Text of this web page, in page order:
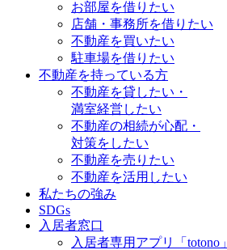
お部屋を借りたい
店舗・事務所を借りたい
不動産を買いたい
駐車場を借りたい
不動産を持っている方
不動産を貸したい・
満室経営したい
不動産の相続が心配・
対策をしたい
不動産を売りたい
不動産を活用したい
私たちの強み
SDGs
入居者窓口
入居者専用アプリ「totono」